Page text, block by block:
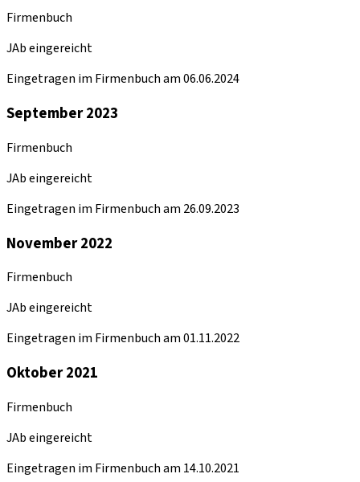
Firmenbuch
JAb eingereicht
Eingetragen im Firmenbuch am 06.06.2024
September 2023
Firmenbuch
JAb eingereicht
Eingetragen im Firmenbuch am 26.09.2023
November 2022
Firmenbuch
JAb eingereicht
Eingetragen im Firmenbuch am 01.11.2022
Oktober 2021
Firmenbuch
JAb eingereicht
Eingetragen im Firmenbuch am 14.10.2021